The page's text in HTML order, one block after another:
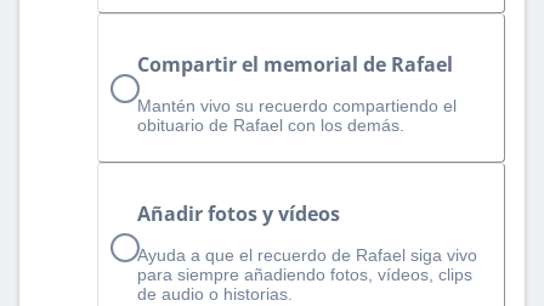
Compartir el memorial de Rafael
Mantén vivo su recuerdo compartiendo el
obituario de Rafael con los demás.
Añadir fotos y vídeos
Ayuda a que el recuerdo de Rafael siga vivo
para siempre añadiendo fotos, vídeos, clips
de audio o historias.